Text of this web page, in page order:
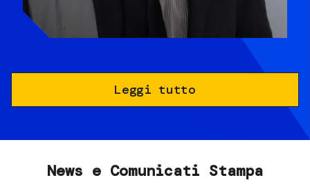
Leggi tutto
News e Comunicati Stampa